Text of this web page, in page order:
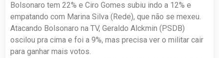
Bolsonaro tem 22% e Ciro Gomes subiu indo a 12% e
empatando com Marina Silva (Rede), que não se mexeu.
Atacando Bolsonaro na TV, Geraldo Alckmin (PSDB)
oscilou pra cima e foi a 9%, mas precisa ver o militar cair
para ganhar mais votos.